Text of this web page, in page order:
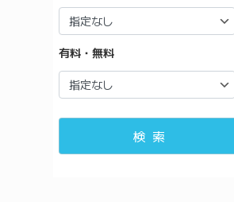
有料・無料
検索